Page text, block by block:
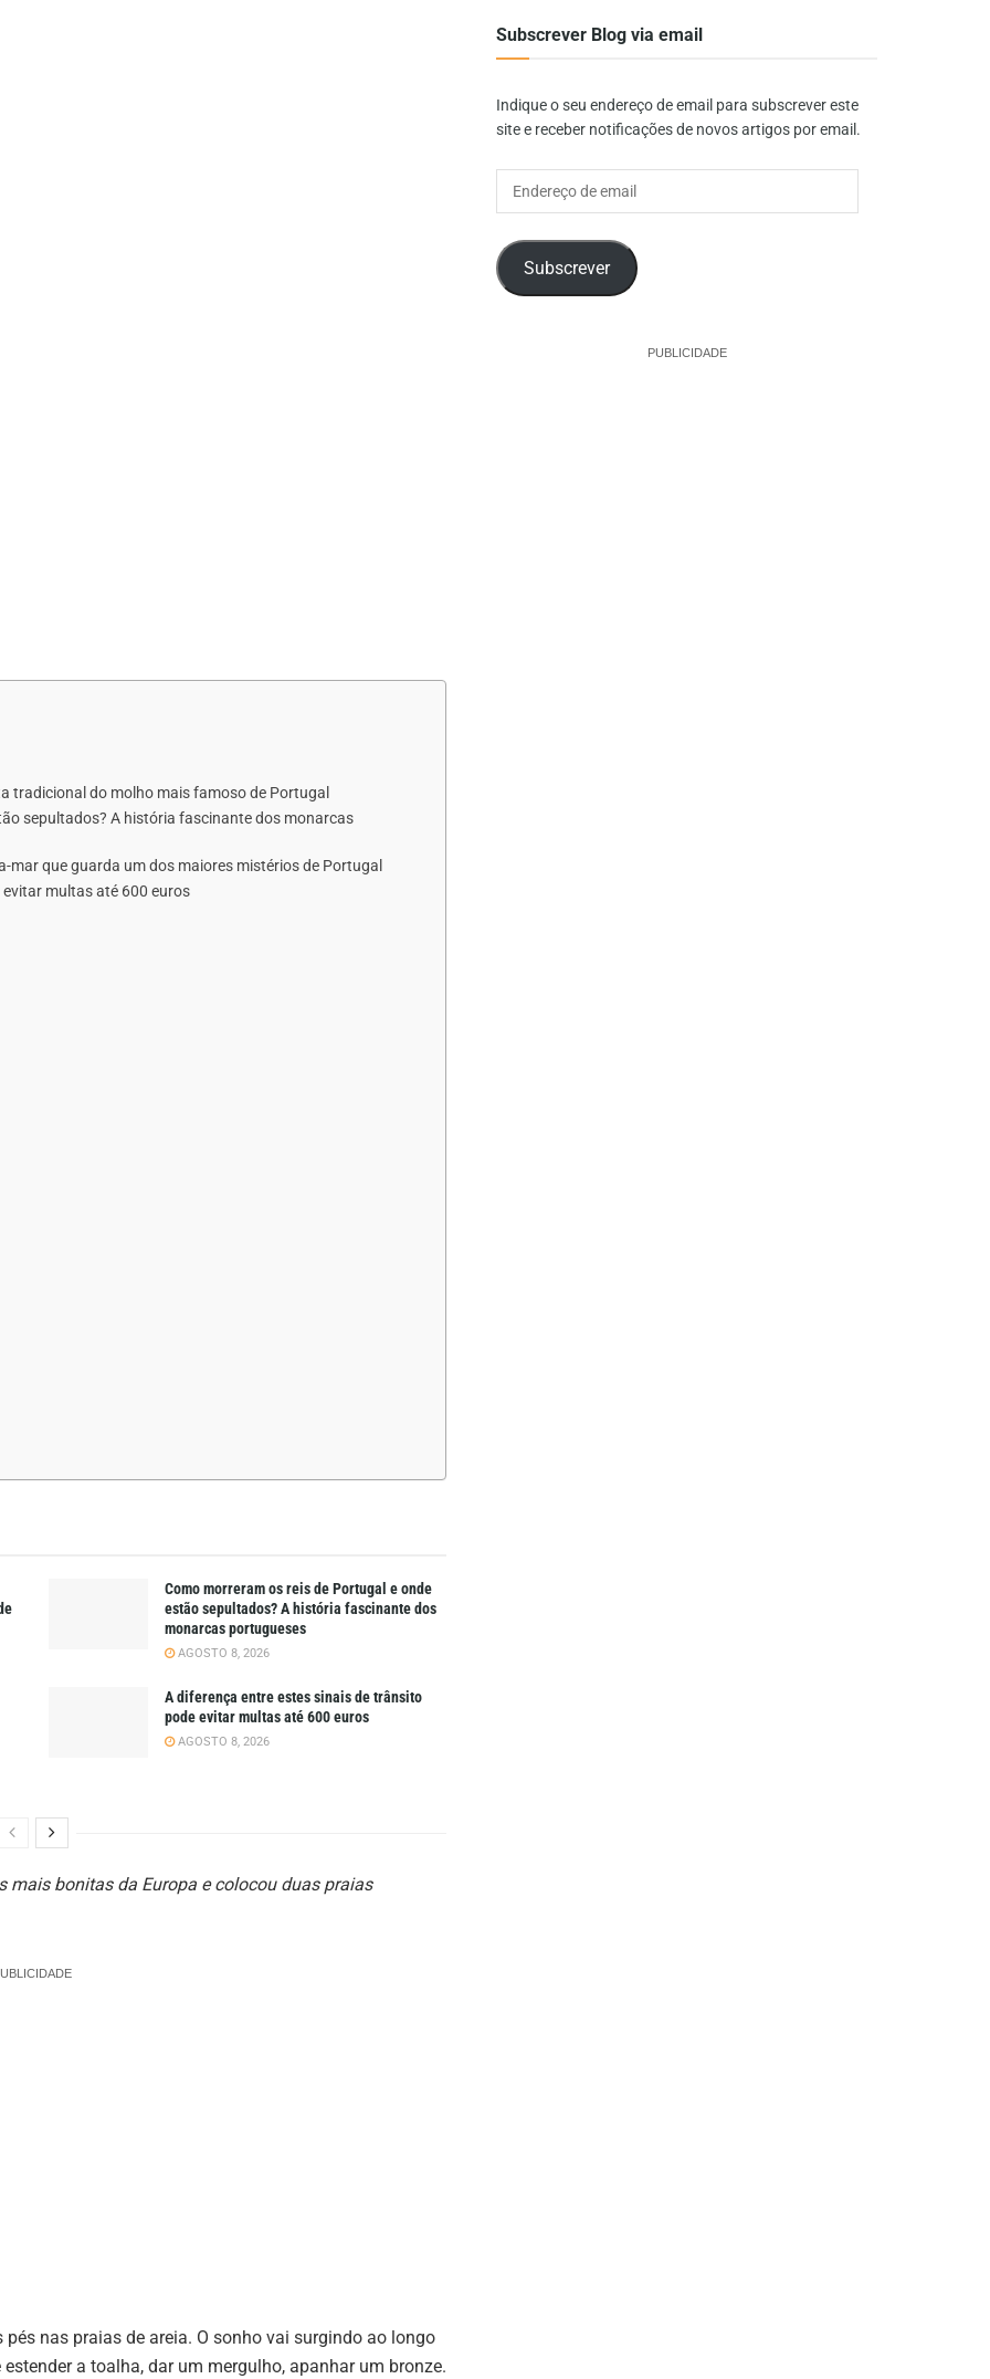
tradicional do molho mais famoso de Portugal
sepultados? A história fascinante dos monarcas
mar que guarda um dos maiores mistérios de Portugal
multas até 600 euros
Como morreram os reis de Portugal e onde
estão sepultados? A história fascinante dos
monarcas portugueses
AGOSTO 8, 2026
A diferença entre estes sinais de trânsito
pode evitar multas até 600 euros
AGOSTO 8, 2026
mais bonitas da Europa e colocou duas praias
nas praias de areia. O sonho vai surgindo ao longo
a toalha, dar um mergulho, apanhar um bronze.
Subscrever Blog via email
Indique o seu endereço de email para subscrever este
site e receber notificações de novos artigos por email.
Subscrever
PUBLICIDADE